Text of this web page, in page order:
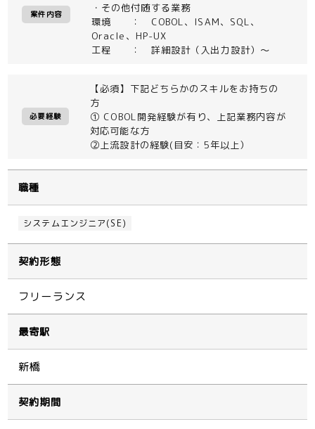
案件内容
・その他付随する業務
環境 ： COBOL、ISAM、SQL、
Oracle、HP-UX
工程 ： 詳細設計（入出力設計）～
必要経験
【必須】下記どちらかのスキルをお持ちの
方
① COBOL開発経験が有り、上記業務内容が
対応可能な方
②上流設計の経験(目安：5年以上）
職種
システムエンジニア(SE)
契約形態
フリーランス
最寄駅
新橋
契約期間